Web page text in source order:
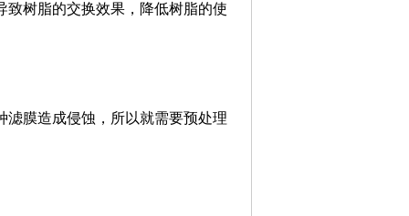
树脂的交换效果，降低树脂的使
膜造成侵蚀，所以就需要预处理